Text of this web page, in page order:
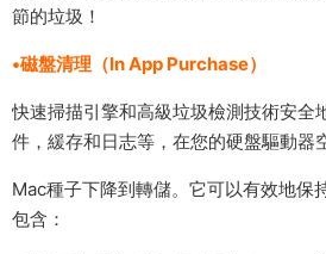
節的垃圾！
•磁盤清理（In App Purchase）
快速掃描引擎和高級垃圾檢測技術安全
件，緩存和日志等，在您的硬盤驅動器
Mac種子下降到轉儲。它可以有效地保
包含：